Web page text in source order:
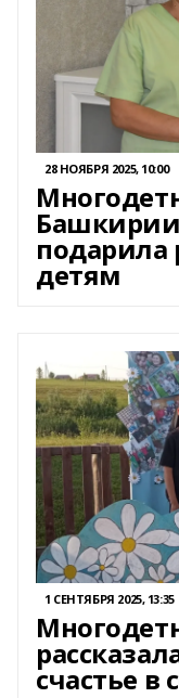
28 НОЯБРЯ 2025, 10:00
подарила
детям
1 СЕНТЯБРЯ 2025, 13:35
счастье в